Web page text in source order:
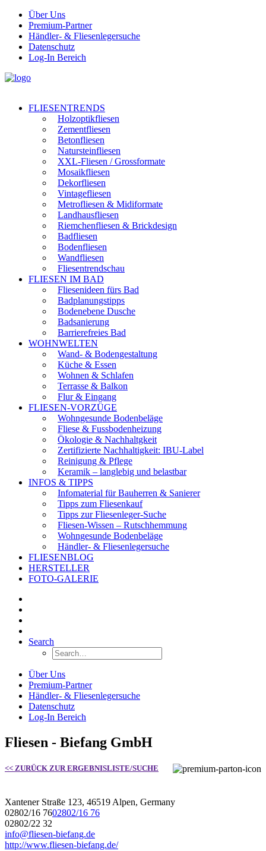
Über Uns
Premium-Partner
Händler- & Fliesenlegersuche
Datenschutz
Log-In Bereich
FLIESENTRENDS
Holzoptikfliesen
Zementfliesen
Betonfliesen
Natursteinfliesen
XXL-Fliesen / Grossformate
Mosaikfliesen
Dekorfliesen
Vintagefliesen
Metrofliesen & Midiformate
Landhausfliesen
Riemchenfliesen & Brickdesign
Badfliesen
Bodenfliesen
Wandfliesen
Fliesentrendschau
FLIESEN IM BAD
Fliesenideen fürs Bad
Badplanungstipps
Bodenebene Dusche
Badsanierung
Barrierefreies Bad
WOHNWELTEN
Wand- & Bodengestaltung
Küche & Essen
Wohnen & Schlafen
Terrasse & Balkon
Flur & Eingang
FLIESEN-VORZÜGE
Wohngesunde Bodenbeläge
Fliese & Fussbodenheizung
Ökologie & Nachhaltgkeit
Zertifizierte Nachhaltigkeit: IBU-Label
Reinigung & Pflege
Keramik – langlebig und belastbar
INFOS & TIPPS
Infomaterial für Bauherren & Sanierer
Tipps zum Fliesenkauf
Tipps zur Fliesenleger-Suche
Fliesen-Wissen – Rutschhemmung
Wohngesunde Bodenbeläge
Händler- & Fliesenlegersuche
FLIESENBLOG
HERSTELLER
FOTO-GALERIE
Search
Über Uns
Premium-Partner
Händler- & Fliesenlegersuche
Datenschutz
Log-In Bereich
Fliesen - Biefang GmbH
<< ZURÜCK ZUR ERGEBNISLISTE/SUCHE
Xantener Straße 123, 46519 Alpen, Germany
02802/16 7602802/16 76
02802/22 32
info@fliesen-biefang.de
http://www.fliesen-biefang.de/